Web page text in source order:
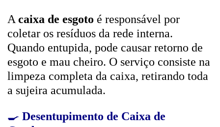
A caixa de esgoto é responsável por
coletar os resíduos da rede interna.
Quando entupida, pode causar retorno de
esgoto e mau cheiro. O serviço consiste na
limpeza completa da caixa, retirando toda
a sujeira acumulada.
🍳 Desentupimento de Caixa de